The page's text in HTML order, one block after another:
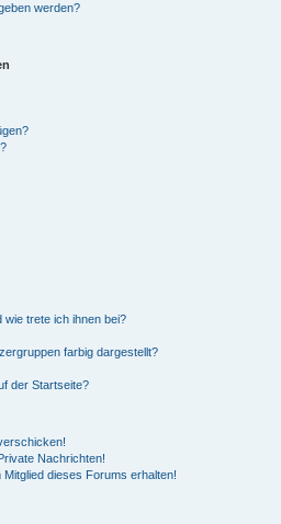
werden?
wie trete ich ihnen bei?
farbig dargestellt?
der Startseite?
Nachrichten!
dieses Forums erhalten!